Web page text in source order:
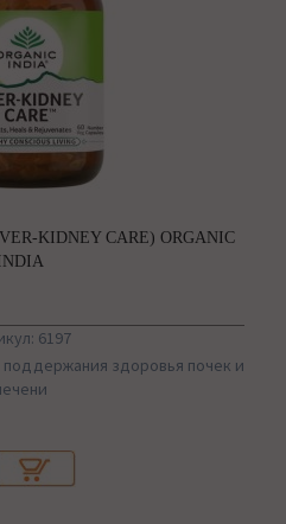
KIDNEY CARE) ORGANIC
6197
здоровья почек и